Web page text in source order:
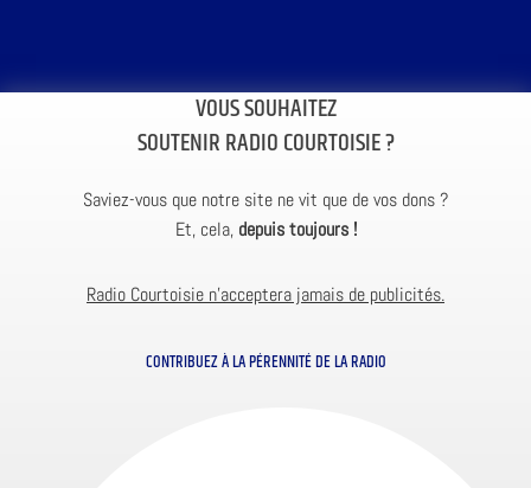
VOUS SOUHAITEZ
SOUTENIR RADIO COURTOISIE ?
Saviez-vous que notre site ne vit que de vos dons ?
Et, cela, depuis toujours !
Radio Courtoisie n’acceptera jamais de publicités.
CONTRIBUEZ À LA PÉRENNITÉ DE LA RADIO